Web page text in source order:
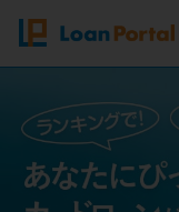
トッ
おすす